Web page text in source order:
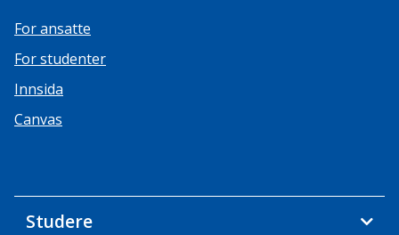
For ansatte
For studenter
Innsida
Canvas
Studere